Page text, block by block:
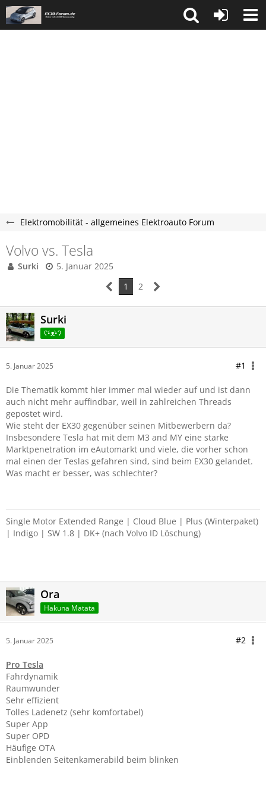
Elektromobilität - allgemeines Elektroauto Forum
Volvo vs. Tesla
Surki
5. Januar 2025
1
2
Surki
ʕ•́ᴥ•̀ʔ
5. Januar 2025 #1
Die Thematik kommt hier immer mal wieder auf und ist dann
auch nicht mehr auffindbar, weil in zahlreichen Threads
gepostet wird.
Wie steht der EX30 gegenüber seinen Mitbewerbern da?
Insbesondere Tesla hat mit dem M3 and MY eine starke
Marktpenetration im eAutomarkt und viele, die vorher schon
mal einen der Teslas gefahren sind, sind beim EX30 gelandet.
Was macht er besser, was schlechter?
Single Motor Extended Range | Cloud Blue | Plus (Winterpaket)
| Indigo | SW 1.8 | DK+ (nach Volvo ID Löschung)
Ora
Hakuna Matata
5. Januar 2025 #2
Pro Tesla
Fahrdynamik
Raumwunder
Sehr effizient
Tolles Ladenetz (sehr komfortabel)
Super App
Super OPD
Häufige OTA
Einblenden Seitenkamerabild beim blinken